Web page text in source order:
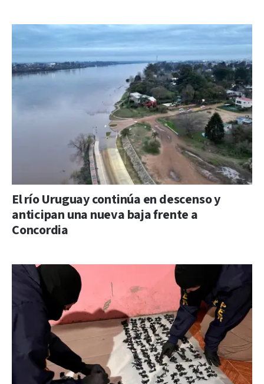
El río Uruguay continúa en descenso y
anticipan una nueva baja frente a
Concordia